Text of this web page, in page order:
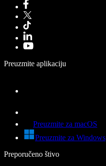
Preuzmite aplikaciju
Preuzmite za macOS
Preuzmite za Windows
Preporučeno štivo